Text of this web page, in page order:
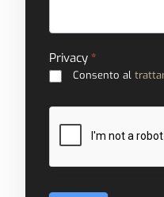
Privacy*
Consento al